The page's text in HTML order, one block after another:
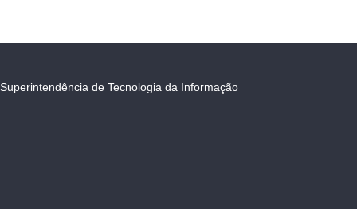
Superintendência de Tecnologia da Informação